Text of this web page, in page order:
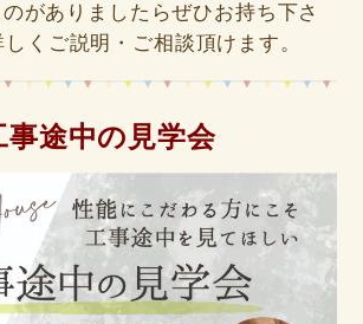
がありましたらぜひお持ち下さ
くご説明・ご相談頂けます。
事途中の見学会